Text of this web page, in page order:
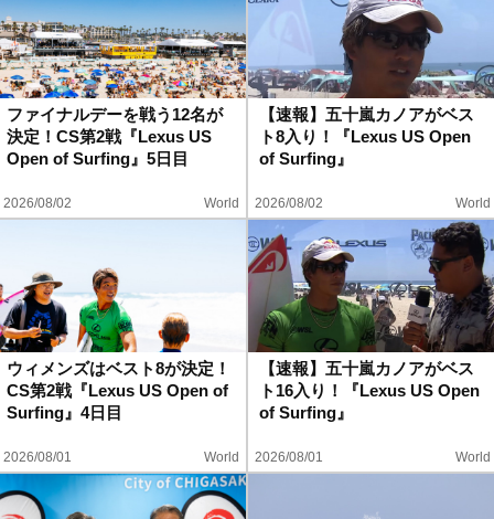
ファイナルデーを戦う12名が
決定！CS第2戦『Lexus US
Open of Surfing』5日目
2026/08/02 World
【速報】五十嵐カノアがベス
ト8入り！『Lexus US Open
of Surfing』
2026/08/02 World
ウィメンズはベスト8が決定！
CS第2戦『Lexus US Open of
Surfing』4日目
2026/08/01 World
【速報】五十嵐カノアがベス
ト16入り！『Lexus US Open
of Surfing』
2026/08/01 World